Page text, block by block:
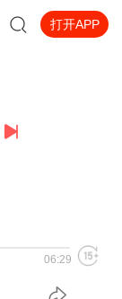
打开APP
06:29